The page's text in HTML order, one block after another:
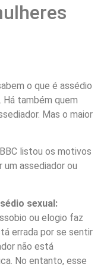
o que é assédio
Há também quem
Mas o maior
listou os motivos
um assediador ou
sexual:
ou elogio faz
errada por se sentir
não está
No entanto, esse